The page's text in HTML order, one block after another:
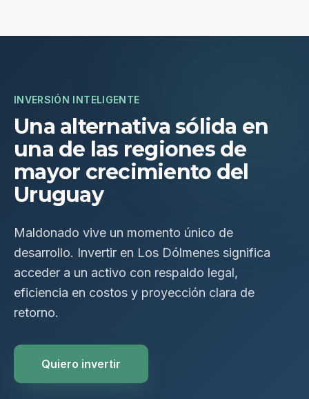
INVERSIÓN INTELIGENTE
Una alternativa sólida en
una de las regiones de
mayor crecimiento del
Uruguay
Maldonado vive un momento único de
desarrollo. Invertir en Los Dólmenes significa
acceder a un activo con respaldo legal,
eficiencia en costos y proyección clara de
retorno.
Quiero invertir